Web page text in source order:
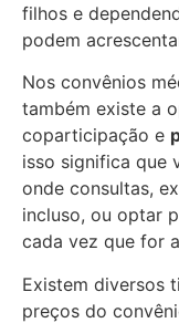
filhos e
podem
Nos convênios
também existe a
coparticipação e
isso significa que
onde consultas,
incluso, ou optar
cada vez que for
Existem diversos
preços do